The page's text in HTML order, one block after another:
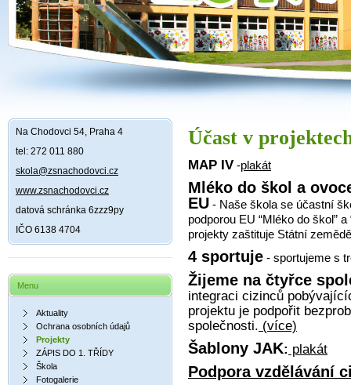
Na Chodovci 54, Praha 4
tel: 272 011 880
skola@zsnachodovci.cz
www.zsnachodovci.cz
datová schránka 6zzz9py
IČO 6138 4704
Menu
Aktuality
Ochrana osobních údajů
Projekty
ZÁPIS DO 1. TŘÍDY
Škola
Fotogalerie
Účast v
MAP IV -plakát
Mléko do škol a
EU - Naše škola se účastní
podporou EU “Mléko do škol”
projekty zaštituje Státní
4 sportuje - sportujeme s
Žijeme na čtyřce
integraci cizinců
projektu je podpořit
společnosti. (více)
Šablony JAK: plakát
Podpora vzdělávání